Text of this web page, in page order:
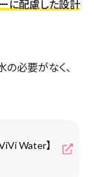
に配慮した設計
必要がなく、
Water】